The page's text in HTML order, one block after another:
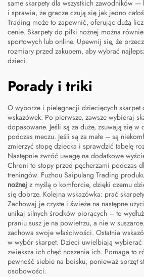
same skarpety dla wszystkich zawodników —
i sprawia, że gracze czują się jak jedno
Trading może to zapewnić, oferując dużą
cenie. Skarpety do piłki nożnej można
sportowych lub online. Upewnij się, że
rozmiary przed zakupem, aby wybrać
dzieci.
Porady i triki
O wyborze i pielęgnacji dziecięcych skarpet
wskazówek. Po pierwsze, zawsze wybieraj
dopasowane. Jeśli są za duże, zsuwają się w
podczas meczu. Jeśli są za małe – są
zmierzyć stopę dziecka i sprawdzić tabelę
Następnie zwróć uwagę na dodatkowe
Chroni to stopy przed pęcherzami podczas
treningów. Fuzhou Saipulang Trading
nożnej z myślą o komforcie, dzięki czemu
się dobrze. Kolejna wskazówka: prać
Zachowaj je czyste i świeże na następne
unikaj silnych środków piorących – to
praniu susz je na powietrzu, a nie w
zachowa swoje właściwości. Ostatnia
w wybór skarpet. Dzieci uwielbiają
zwiększa ich chęć noszenia ich. Pomaga to
pewność siebie na boisku, ponieważ sprzęt
osobowości.